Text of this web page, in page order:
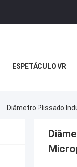
ESPETÁCULO VR
Diâmetro Plissado